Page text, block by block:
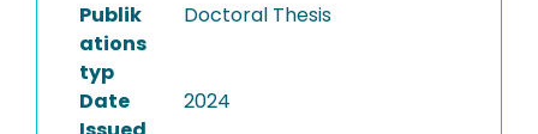
Publik
ations
typ
Doctoral Thesis
Date
2024